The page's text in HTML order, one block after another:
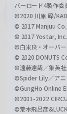
バーロード4製作委
©2020 川原 礫/
© 2017 Manjuu
© 2017 Yostar,
©白米良・オーバ
© 2020 DONUTS
©遠藤達哉／集英
©Spider Lily／アニ
©GungHo Online
©2001-2022
©荒木飛呂彦